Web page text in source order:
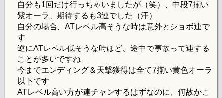
自分も1回だけ行っちゃいましたが（笑）、中段7揃い
紫オーラ、期待するも3連でした（汗）
自分の場合、ATレベル高そうな時は意外とショボ連で
す
逆にATレベル低そうな時ほど、途中で事故って連する
ことが多いですね
今までエンディング＆天撃獲得は全て7揃い黄色オーラ
以下です
ATレベル高い方が連チャンするはずなのに、何故かこ